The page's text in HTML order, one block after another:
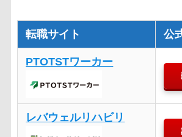
転職サイト 公
PTOTSTワーカー
レバウェルリハビリ